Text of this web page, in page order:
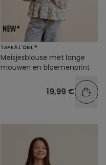
TAPE À L'OEIL ®
Meisjesblouse met lange
mouwen en bloemenprint
19,99 €